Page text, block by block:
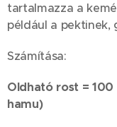
tartalmazza a
például a pektinek,
Számítása:
Oldható rost = 100
hamu)